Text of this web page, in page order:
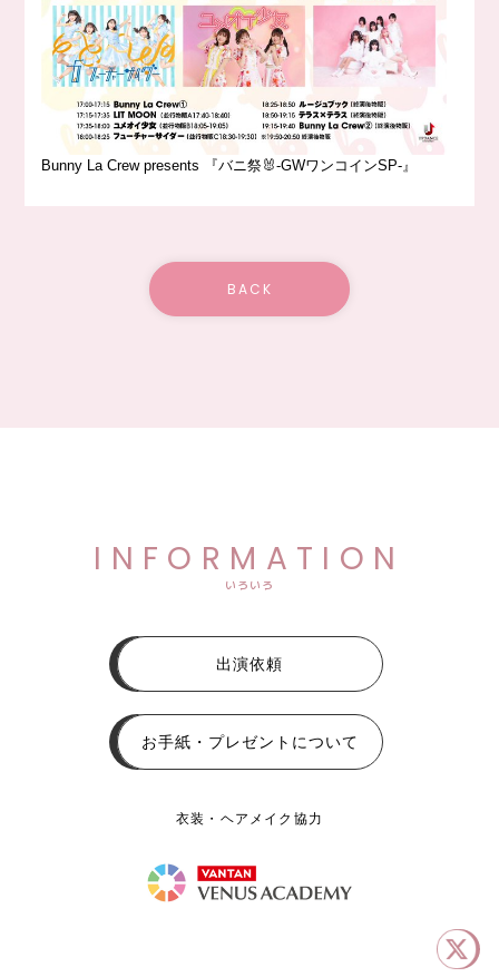
Bunny La Crew presents 『バニ祭🐰-GWワンコインSP-』
BACK
INFORMATION
いろいろ
出演依頼
お手紙・プレゼントについて
衣装・ヘアメイク協力